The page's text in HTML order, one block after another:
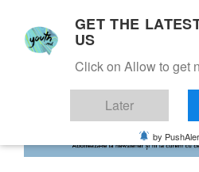
GET THE
US
Click on Allow to get
Later
by